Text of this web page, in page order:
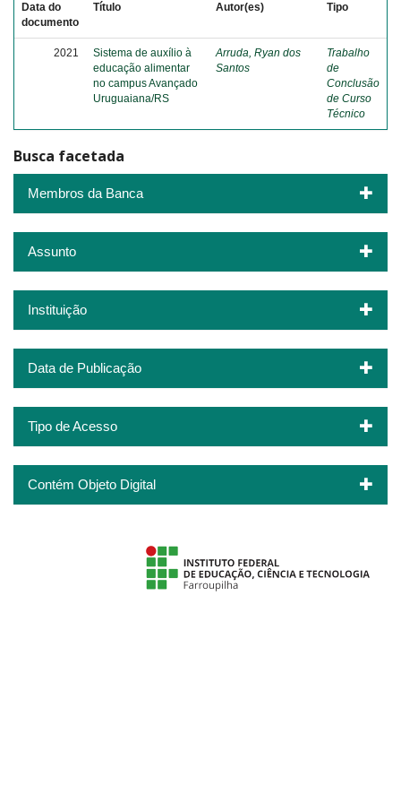
Data do
documento
Título Autor(es) Tipo
2021
Sistema de auxílio à
educação alimentar
no campus Avançado
Uruguaiana/RS
Arruda, Ryan dos
Santos
Trabalho
de
Conclusão
de Curso
Técnico
Busca facetada
Membros da Banca
Assunto
Instituição
Data de Publicação
Tipo de Acesso
Contém Objeto Digital